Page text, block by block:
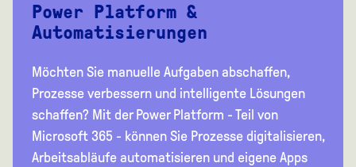
Power Platform &
Automatisierungen
Möchten Sie manuelle Aufgaben abschaffen,
Prozesse verbessern und intelligente Lösungen
schaffen? Mit der Power Platform - Teil von
Microsoft 365 - können Sie Prozesse digitalisieren,
Arbeitsabläufe automatisieren und eigene Apps